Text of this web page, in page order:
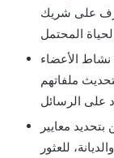
على شريك
الأعضاء
ملفاتهم
معايير
للعثور